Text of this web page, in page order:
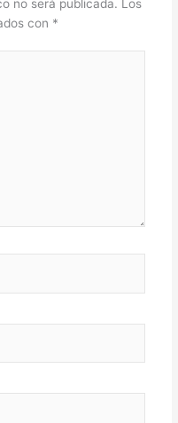
no será publicada. Los
con *